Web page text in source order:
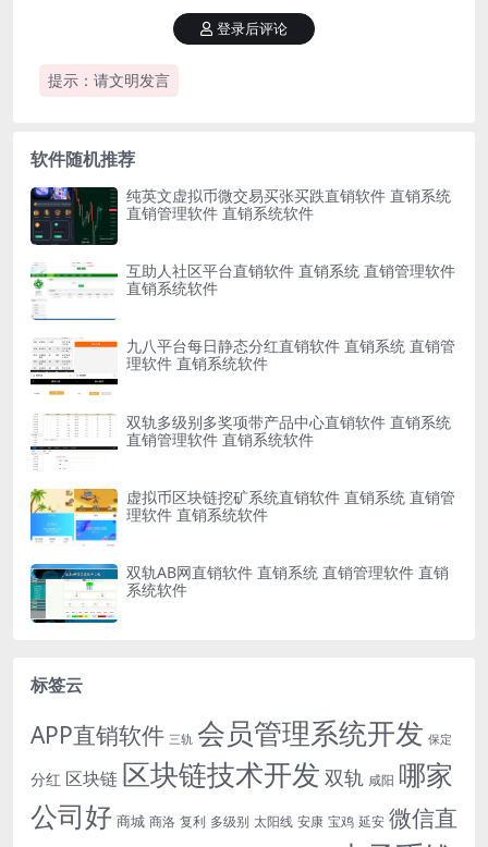
提示：请文明发言
登录后评论
软件随机推荐
纯英文虚拟币微交易买张买跌直销软件 直销系统
直销管理软件 直销系统软件
互助人社区平台直销软件 直销系统 直销管理软件
直销系统软件
九八平台每日静态分红直销软件 直销系统 直销管
理软件 直销系统软件
双轨多级别多奖项带产品中心直销软件 直销系统
直销管理软件 直销系统软件
虚拟币区块链挖矿系统直销软件 直销系统 直销管
理软件 直销系统软件
双轨AB网直销软件 直销系统 直销管理软件 直销
系统软件
标签云
APP直销软件 三轨 会员管理系统开发 保定
分红 区块链 区块链技术开发 双轨 咸阳 哪家
公司好 商城 商洛 复利 多级别 太阳线 安康 宝鸡 延安 微信直